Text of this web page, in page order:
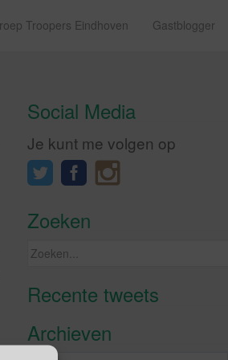
Troopers Eindhoven Gastblogger
Social Media
Je kunt me volgen op
Zoeken
Zoeken
Recente tweets
Klik om marketing
Archieven